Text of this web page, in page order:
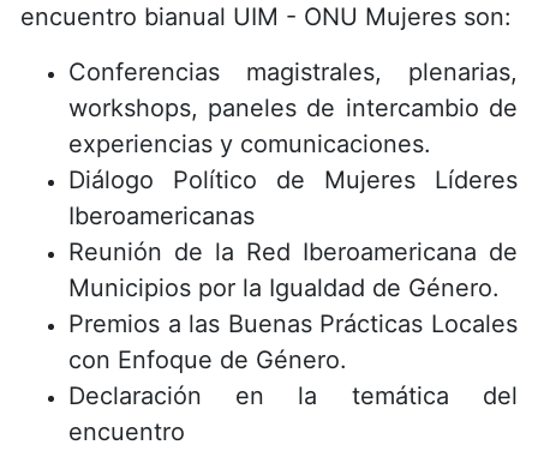
encuentro bianual UIM - ONU Mujeres son:
Conferencias magistrales, plenarias,
workshops, paneles de intercambio de
experiencias y comunicaciones.
Diálogo Político de Mujeres Líderes
Iberoamericanas
Reunión de la Red Iberoamericana de
Municipios por la Igualdad de Género.
Premios a las Buenas Prácticas Locales
con Enfoque de Género.
Declaración en la temática del
encuentro